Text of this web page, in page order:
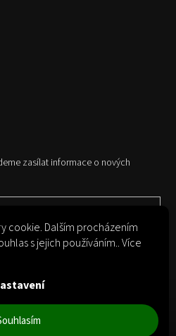
cookie. Dalším procházením
s jejich používáním.. Více
zasílat informace o nových
podmínkami ochrany osobních údajů